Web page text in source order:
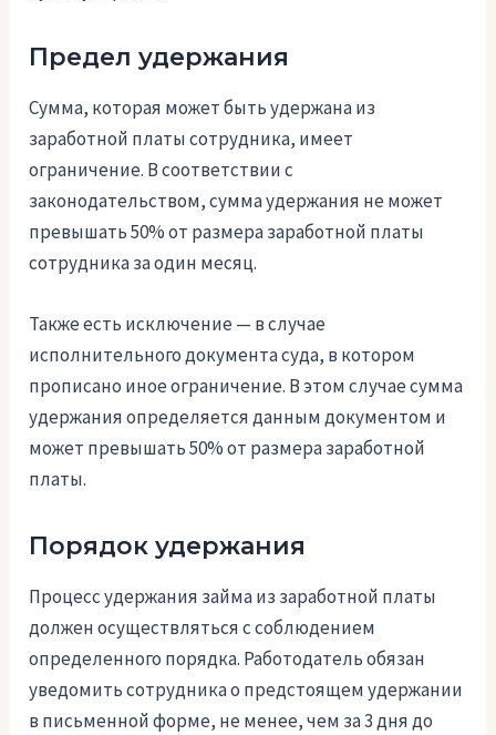
Предел удержания
Сумма, которая может быть удержана из
заработной платы сотрудника, имеет
ограничение. В соответствии с
законодательством, сумма удержания не может
превышать 50% от размера заработной платы
сотрудника за один месяц.
Также есть исключение — в случае
исполнительного документа суда, в котором
прописано иное ограничение. В этом случае сумма
удержания определяется данным документом и
может превышать 50% от размера заработной
платы.
Порядок удержания
Процесс удержания займа из заработной платы
должен осуществляться с соблюдением
определенного порядка. Работодатель обязан
уведомить сотрудника о предстоящем удержании
в письменной форме, не менее, чем за 3 дня до